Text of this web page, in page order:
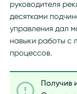
руководителя
десятками
управления дал
навыки работы с
процессов.
Получив